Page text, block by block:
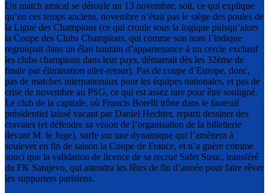
Un match amical se déroule un 13 novembre, soit, ce qui explique
qu’en ces temps anciens, novembre n’était pas le siège des poules de
la Ligue des Champions (ce qui croule sous la logique puisqu’alors
la Coupe des Clubs Champions, qui comme son nom l’indique
regroupait dans un élan hautain d’appartenance à un cercle exclusif
les clubs champions dans leur pays, démarrait dès les 32ème de
finale par élimination aller-retour). Pas de coupe d’Europe, donc,
pas de matches internationaux pour les équipes nationales, et pas de
crise de novembre au PSG, ce qui est assez rare pour être souligné.
Le club de la capitale, où Francis Borelli trône dans le fauteuil
présidentiel laissé vacant par Daniel Hechter, reparti dessiner des
cravates (et défendre sa vision de l’organisation de la billetterie
devant M. le Juge), surfe sur une dynamique qui l’amènera à
soulever en fin de saison la Coupe de France, et n’a guère comme
souci que la validation de licence de sa recrue Safet Susic, transféré
du FK Sarajevo, qui attendra les fêtes de fin d’année pour faire rêver
les supporters parisiens.